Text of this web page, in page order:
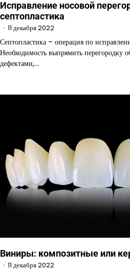
Исправление носовой
септопластика
11 декабря 2022
Септопластика – операция по
Необходимость выпрямить перегородку
дефектами,…
Виниры: композитные или
11 декабря 2022